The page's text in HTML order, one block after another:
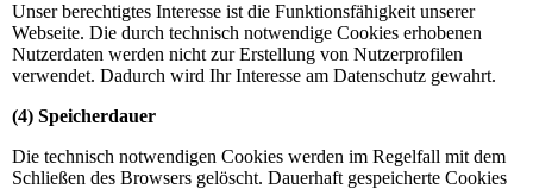
Unser berechtigtes Interesse ist die Funktionsfähigkeit unserer
Webseite. Die durch technisch notwendige Cookies erhobenen
Nutzerdaten werden nicht zur Erstellung von Nutzerprofilen
verwendet. Dadurch wird Ihr Interesse am Datenschutz gewahrt.
(4) Speicherdauer
Die technisch notwendigen Cookies werden im Regelfall mit dem
Schließen des Browsers gelöscht. Dauerhaft gespeicherte Cookies